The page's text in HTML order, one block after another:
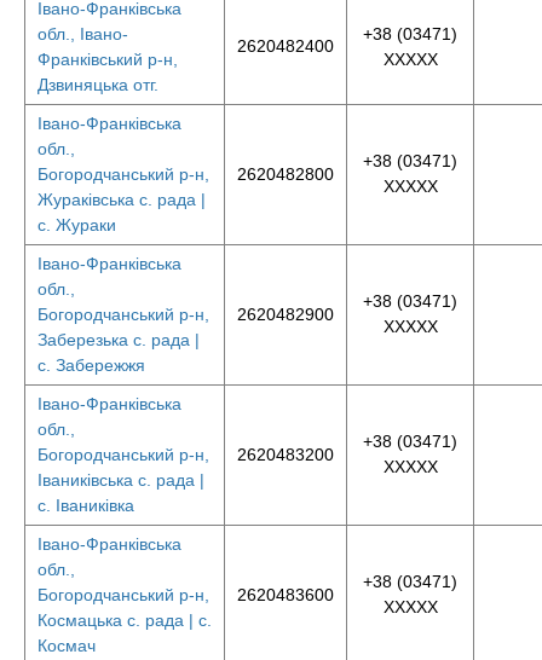
Івано-Франківська
обл., Івано-
Франківський р-н,
Дзвиняцька отг.
2620482400
+38 (03471)
XXXXX
Івано-Франківська
обл.,
Богородчанський р-н,
Жураківська с. рада |
с. Жураки
2620482800
+38 (03471)
XXXXX
Івано-Франківська
обл.,
Богородчанський р-н,
Заберезька с. рада |
с. Забережжя
2620482900
+38 (03471)
XXXXX
Івано-Франківська
обл.,
Богородчанський р-н,
Іваниківська с. рада |
с. Іваниківка
2620483200
+38 (03471)
XXXXX
Івано-Франківська
обл.,
Богородчанський р-н,
Космацька с. рада | с.
Космач
2620483600
+38 (03471)
XXXXX